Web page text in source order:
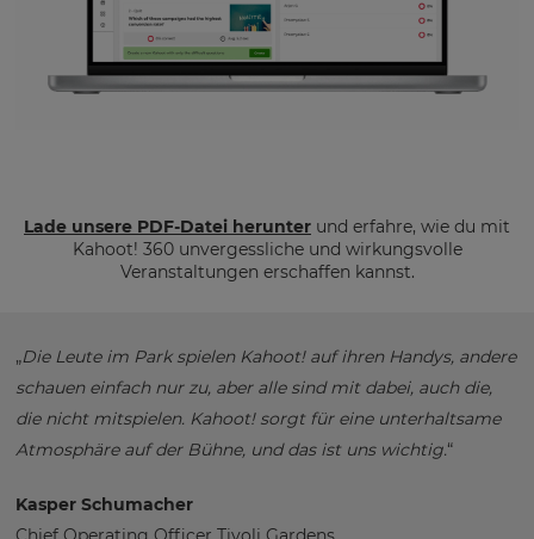
Lade unsere PDF-Datei herunter und erfahre, wie du mit
Kahoot! 360 unvergessliche und wirkungsvolle
Veranstaltungen erschaffen kannst.
„Die Leute im Park spielen Kahoot! auf ihren Handys, andere
schauen einfach nur zu, aber alle sind mit dabei, auch die,
die nicht mitspielen. Kahoot! sorgt für eine unterhaltsame
Atmosphäre auf der Bühne, und das ist uns wichtig.“
Kasper Schumacher